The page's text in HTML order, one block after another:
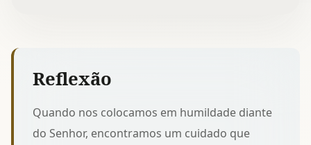
Reflexão
Quando nos colocamos em humildade diante
do Senhor, encontramos um cuidado que